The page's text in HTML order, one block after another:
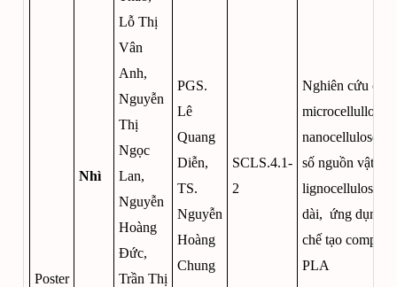
Poster
Nhì
Lỗ Thị
Vân
Anh,
Nguyễn
Thị
Ngọc
Lan,
Nguyễn
Hoàng
Đức,
Trần Thị
PGS.
Lê
Quang
Diễn,
TS.
Nguyễn
Hoàng
Chung
SCLS.4.1-
2
Nghiên cứu chế
microcellullose
nanocellulose từ
số nguồn vật liệu
lignocellulose
dài, ứng dụng
chế tạo
PLA